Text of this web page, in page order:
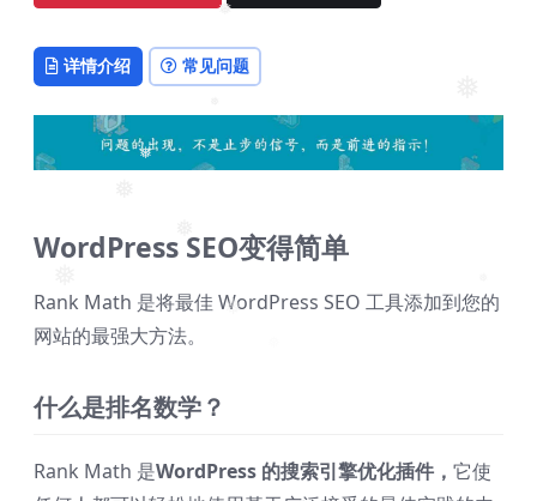
❅
❅
❅
❅
❅
❅
详情介绍 常见问题
WordPress SEO变得简单
Rank Math 是将最佳 WordPress SEO 工具添加到您的
网站的最强大方法。
什么是排名数学？
Rank Math 是WordPress 的搜索引擎优化插件， 它使